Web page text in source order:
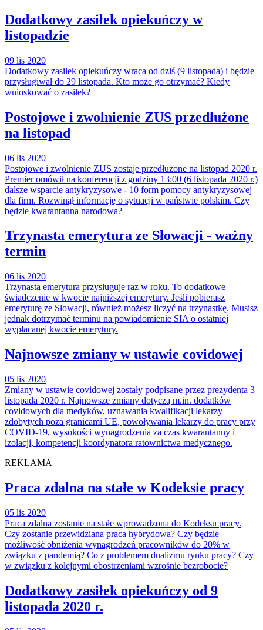
Dodatkowy zasiłek opiekuńczy w
listopadzie
09 lis 2020
Dodatkowy zasiłek opiekuńczy wraca od dziś (9 listopada) i będzie
przysługiwał do 29 listopada. Kto może go otrzymać? Kiedy
wnioskować o zasiłek?
Postojowe i zwolnienie ZUS przedłużone
na listopad
06 lis 2020
Postojowe i zwolnienie ZUS zostaje przedłużone na listopad 2020 r.
Premier omówił na konferencji z godziny 13:00 (6 listopada 2020 r.)
dalsze wsparcie antykryzysowe - 10 form pomocy antykryzysowej
dla firm. Rozwinął informację o sytuacji w państwie polskim. Czy
będzie kwarantanna narodowa?
Trzynasta emerytura ze Słowacji - ważny
termin
06 lis 2020
Trzynasta emerytura przysługuje raz w roku. To dodatkowe
świadczenie w kwocie najniższej emerytury. Jeśli pobierasz
emeryturę ze Słowacji, również możesz liczyć na trzynastkę. Musisz
jednak dotrzymać terminu na powiadomienie SIA o ostatniej
wypłacanej kwocie emerytury.
Najnowsze zmiany w ustawie covidowej
05 lis 2020
Zmiany w ustawie covidowej zostały podpisane przez prezydenta 3
listopada 2020 r. Najnowsze zmiany dotyczą m.in. dodatków
covidowych dla medyków, uznawania kwalifikacji lekarzy
zdobytych poza granicami UE, powoływania lekarzy do pracy przy
COVID-19, wysokości wynagrodzenia za czas kwarantanny i
izolacji, kompetencji koordynatora ratownictwa medycznego.
REKLAMA
Praca zdalna na stałe w Kodeksie pracy
05 lis 2020
Praca zdalna zostanie na stałe wprowadzona do Kodeksu pracy.
Czy zostanie przewidziana praca hybrydowa? Czy będzie
możliwość obniżenia wynagrodzeń pracowników do 20% w
związku z pandemią? Co z problemem dualizmu rynku pracy? Czy
w związku z kolejnymi obostrzeniami wzrośnie bezrobocie?
Dodatkowy zasiłek opiekuńczy od 9
listopada 2020 r.